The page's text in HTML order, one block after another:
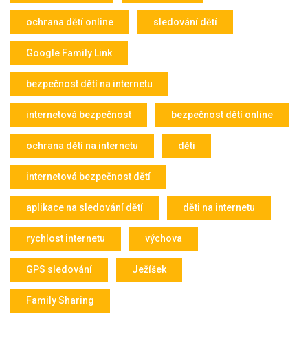
ochrana dětí online sledování dětí
Google Family Link
bezpečnost dětí na internetu
internetová bezpečnost bezpečnost dětí online
ochrana dětí na internetu děti
internetová bezpečnost dětí
aplikace na sledování dětí děti na internetu
rychlost internetu výchova
GPS sledování Ježíšek
Family Sharing